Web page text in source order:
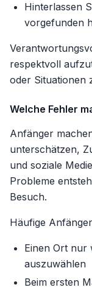
Hinterlassen
vorgefunden
respektvoll
oder Situationen
Welche Fehler
Anfänger
unterschätzen,
und soziale
Probleme
Besuch.
Häufige
Einen Ort nur
auszuwählen
Beim ersten